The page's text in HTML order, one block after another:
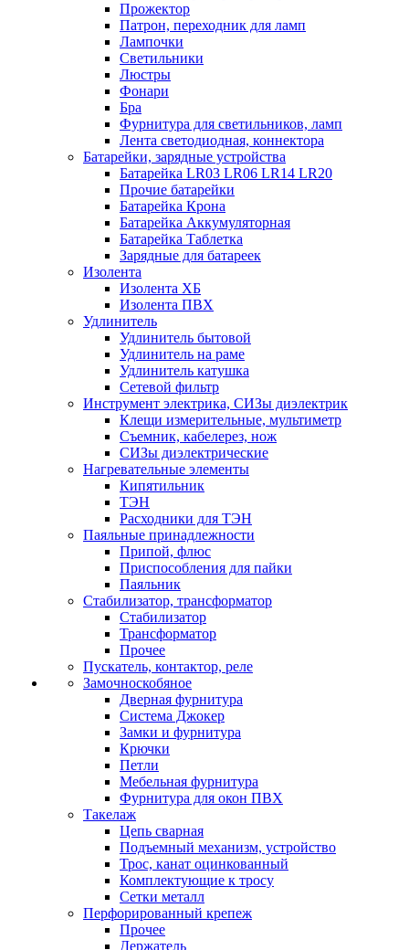
Прожектор
Патрон, переходник для ламп
Лампочки
Светильники
Люстры
Фонари
Бра
Фурнитура для светильников, ламп
Лента светодиодная, коннектора
Батарейки, зарядные устройства
Батарейка LR03 LR06 LR14 LR20
Прочие батарейки
Батарейка Крона
Батарейка Аккумуляторная
Батарейка Таблетка
Зарядные для батареек
Изолента
Изолента ХБ
Изолента ПВХ
Удлинитель
Удлинитель бытовой
Удлинитель на раме
Удлинитель катушка
Сетевой фильтр
Инструмент электрика, СИЗы диэлектрик
Клещи измерительные, мультиметр
Съемник, кабелерез, нож
СИЗы диэлектрические
Нагревательные элементы
Кипятильник
ТЭН
Расходники для ТЭН
Паяльные принадлежности
Припой, флюс
Приспособления для пайки
Паяльник
Стабилизатор, трансформатор
Стабилизатор
Трансформатор
Прочее
Пускатель, контактор, реле
Замочноскобяное
Дверная фурнитура
Система Джокер
Замки и фурнитура
Крючки
Петли
Мебельная фурнитура
Фурнитура для окон ПВХ
Такелаж
Цепь сварная
Подъемный механизм, устройство
Трос, канат оцинкованный
Комплектующие к тросу
Сетки металл
Перфорированный крепеж
Прочее
Держатель